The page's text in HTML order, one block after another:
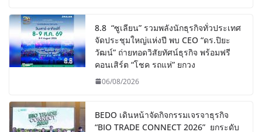
8.8 “ซูเลียน” รวมพลังนักธุรกิจทั่วประเทศ
จัดประชุมใหญ่แห่งปี พบ CEO “ดร.ปิยะ
วัฒน์” ถ่ายทอดวิสัยทัศน์ธุรกิจ พร้อมฟรี
คอนเสิร์ต “โชค รถแห่” ยกวง
06/08/2026
BEDO เดินหน้าจัดกิจกรรมเจรจาธุรกิจ
“BIO TRADE CONNECT 2026” ยกระดับ